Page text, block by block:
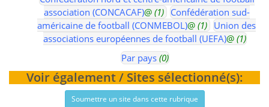
association (CONCACAF)@ (1)
Confédération sud-
américaine de football (CONMEBOL)@ (1) Union des
associations européennes de football (UEFA)@ (1)
Par pays (0)
Voir également / Sites sélectionné(s):
Soumettre un site dans cette rubrique